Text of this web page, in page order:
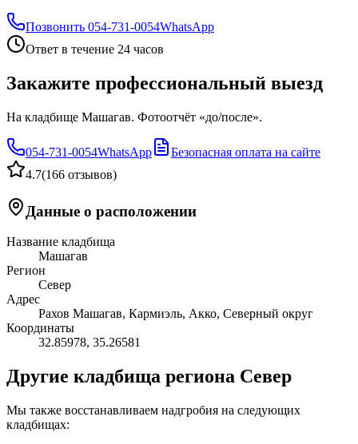
Позвонить 054-731-0054WhatsApp
Ответ в течение 24 часов
Закажите профессиональный выезд
На кладбище Машагав. Фотоотчёт «до/после».
054-731-0054WhatsApp
Безопасная оплата на сайте
4.7(166 отзывов)
Данные о расположении
Название кладбища
Машагав
Регион
Север
Адрес
Рахов Машагав, Кармиэль, Акко, Северный округ
Координаты
32.85978, 35.26581
Другие кладбища региона Север
Мы также восстанавливаем надгробия на следующих
кладбищах: